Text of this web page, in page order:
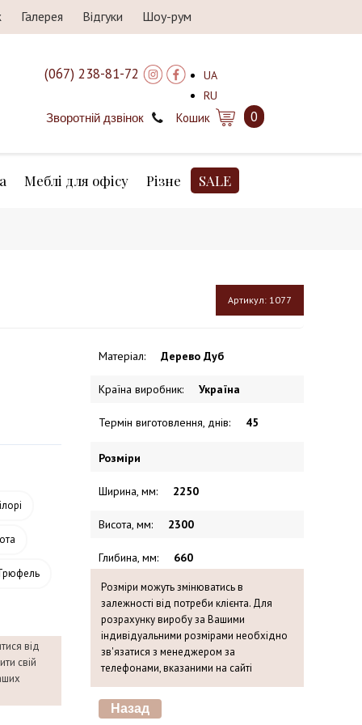
Галерея Відгуки Шоу-рум
(067) 238-81-72
UA
RU
Зворотній дзвінок Кошик 0
Меблі для офісу Різне SALE
Артикул: 1077
від
свій
Матеріал: Дерево Дуб
Країна виробник: Україна
Термін виготовлення, днів: 45
Розміри
Ширина, мм: 2250
Висота, мм: 2300
Глибина, мм: 660
Розміри можуть змінюватись в
залежності від потреби клієнта. Для
розрахунку виробу за Вашими
індивідуальними розмірами необхідно
зв'язатися з менеджером за
телефонами, вказаними на сайті